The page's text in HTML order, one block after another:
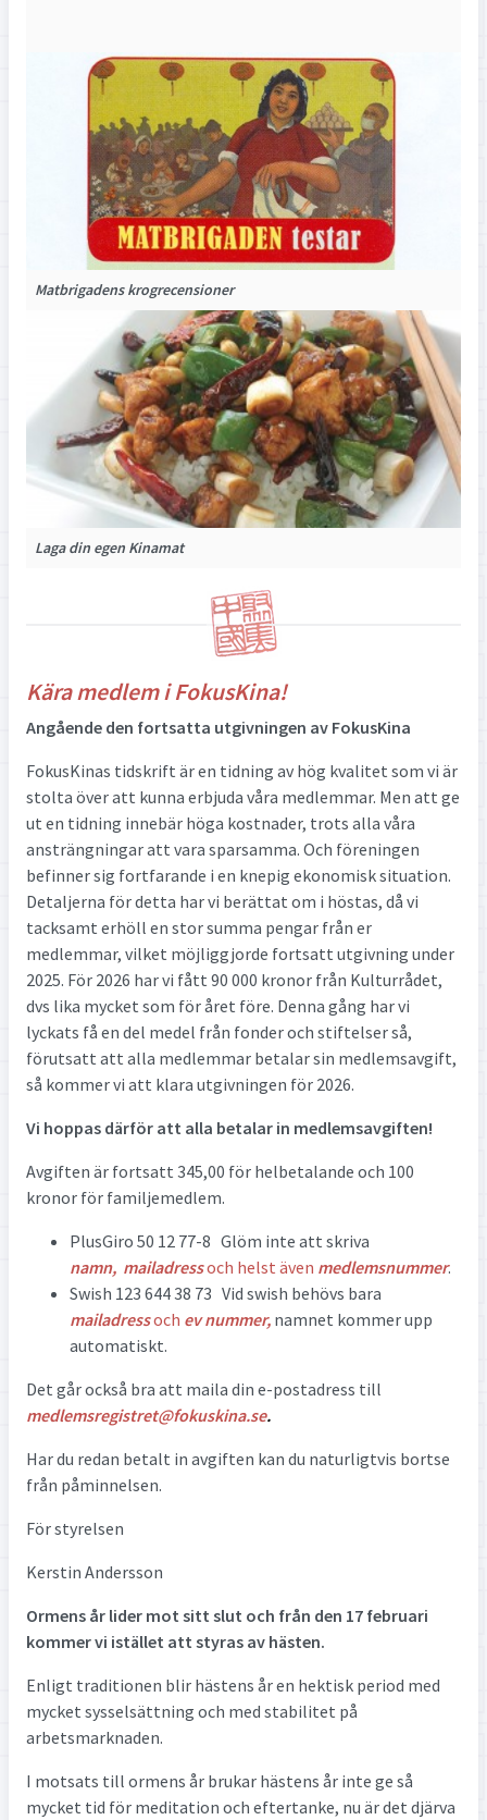
Matbrigadens krogrecensioner
Laga din egen Kinamat
Kära medlem i FokusKina!
Angående den fortsatta utgivningen av FokusKina
FokusKinas tidskrift är en tidning av hög kvalitet som vi är
stolta över att kunna erbjuda våra medlemmar. Men att ge
ut en tidning innebär höga kostnader, trots alla våra
ansträngningar att vara sparsamma. Och föreningen
befinner sig fortfarande i en knepig ekonomisk situation.
Detaljerna för detta har vi berättat om i höstas, då vi
tacksamt erhöll en stor summa pengar från er
medlemmar, vilket möjliggjorde fortsatt utgivning under
2025. För 2026 har vi fått 90 000 kronor från Kulturrådet,
dvs lika mycket som för året före. Denna gång har vi
lyckats få en del medel från fonder och stiftelser så,
förutsatt att alla medlemmar betalar sin medlemsavgift,
så kommer vi att klara utgivningen för 2026.
Vi hoppas därför att alla betalar in medlemsavgiften!
Avgiften är fortsatt 345,00 för helbetalande och 100
kronor för familjemedlem.
PlusGiro 50 12 77-8 Glöm inte att skriva
namn, mailadressoch helst även medlemsnummer.
Swish 123 644 38 73 Vid swish behövs bara
mailadressoch ev nummer, namnet kommer upp
automatiskt.
Det går också bra att maila din e-postadress till
medlemsregistret@fokuskina.se.
Har du redan betalt in avgiften kan du naturligtvis bortse
från påminnelsen.
För styrelsen
Kerstin Andersson
Ormens år lider mot sitt slut och från den 17 februari
kommer vi istället att styras av hästen.
Enligt traditionen blir hästens år en hektisk period med
mycket sysselsättning och med stabilitet på
arbetsmarknaden.
I motsats till ormens år brukar hästens år inte ge så
mycket tid för meditation och eftertanke, nu är det djärva